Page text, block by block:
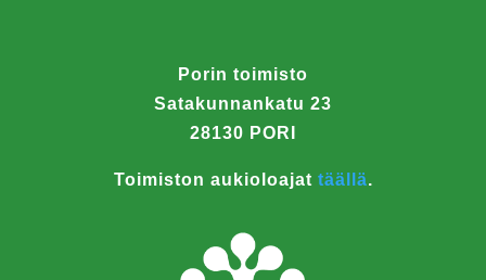
Porin toimisto
Satakunnankatu 23
28130 PORI
Toimiston aukioloajat täällä.